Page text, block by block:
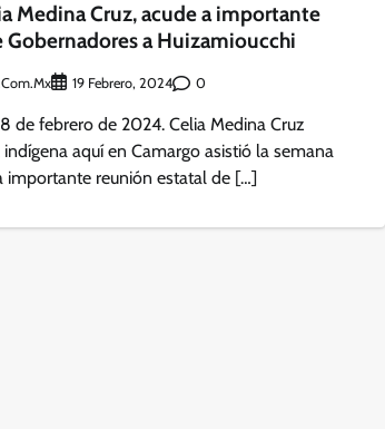
Medina Cruz, acude a importante
Gobernadores a Huizamioucchi
19 Febrero, 2024 0
de febrero de 2024. Celia Medina Cruz
aquí en Camargo asistió la semana
importante reunión estatal de […]